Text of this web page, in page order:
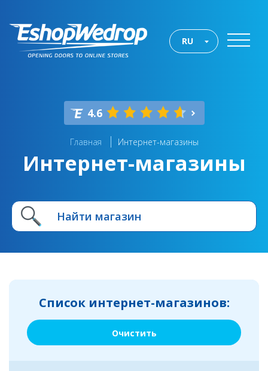
RU
4.6
Главная Интернет-магазины
Интернет-магазины
Список интернет-магазинов:
Очистить